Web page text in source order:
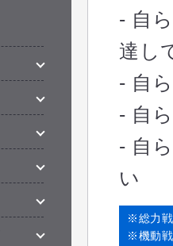
- 自
達し
- 自
- 自
- 自
い
※総力戦
※機動